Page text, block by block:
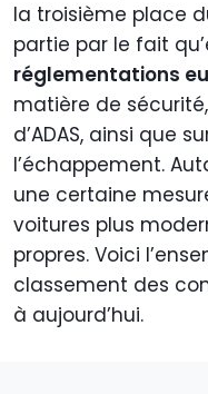
la troisième place
partie par le fait
réglementations
matière de
d’ADAS, ainsi que
l’échappement.
une certaine
voitures plus
propres. Voici
classement des
à aujourd’hui.